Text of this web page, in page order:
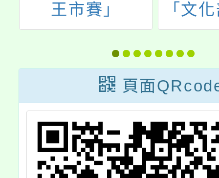
王市賽」
「文
化體
感啟
名簡
鼓勵
名參
頁面